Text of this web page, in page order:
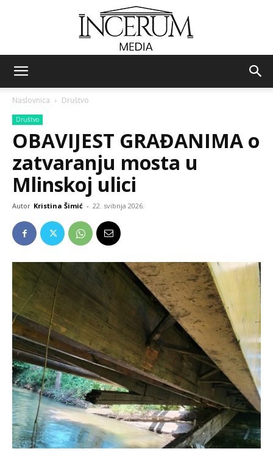
media
Naslovnica Društvo
Društvo
OBAVIJEST GRAĐANIMA o
zatvaranju mosta u
Mlinskoj ulici
Autor Kristina Šimić - 22. svibnja 2026.